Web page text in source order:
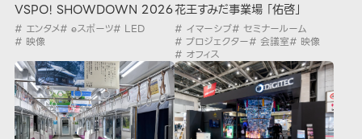
VSPO! SHOWDOWN 2026
# エンタメ# eスポーツ# LED
# 映像
花王すみだ事業場 「佑啓」
# イマーシブ# セミナールーム
# プロジェクター# 会議室# 映像
# オフィス